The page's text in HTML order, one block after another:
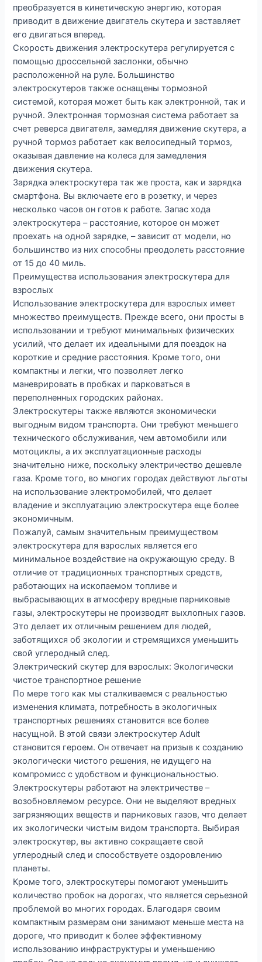
преобразуется в кинетическую энергию, которая
приводит в движение двигатель скутера и заставляет
его двигаться вперед.
Скорость движения электроскутера регулируется с
помощью дроссельной заслонки, обычно
расположенной на руле. Большинство
электроскутеров также оснащены тормозной
системой, которая может быть как электронной, так и
ручной. Электронная тормозная система работает за
счет реверса двигателя, замедляя движение скутера, а
ручной тормоз работает как велосипедный тормоз,
оказывая давление на колеса для замедления
движения скутера.
Зарядка электроскутера так же проста, как и зарядка
смартфона. Вы включаете его в розетку, и через
несколько часов он готов к работе. Запас хода
электроскутера – расстояние, которое он может
проехать на одной зарядке, – зависит от модели, но
большинство из них способны преодолеть расстояние
от 15 до 40 миль.
Преимущества использования электроскутера для
взрослых
Использование электроскутера для взрослых имеет
множество преимуществ. Прежде всего, они просты в
использовании и требуют минимальных физических
усилий, что делает их идеальными для поездок на
короткие и средние расстояния. Кроме того, они
компактны и легки, что позволяет легко
маневрировать в пробках и парковаться в
переполненных городских районах.
Электроскутеры также являются экономически
выгодным видом транспорта. Они требуют меньшего
технического обслуживания, чем автомобили или
мотоциклы, а их эксплуатационные расходы
значительно ниже, поскольку электричество дешевле
газа. Кроме того, во многих городах действуют льготы
на использование электромобилей, что делает
владение и эксплуатацию электроскутера еще более
экономичным.
Пожалуй, самым значительным преимуществом
электроскутера для взрослых является его
минимальное воздействие на окружающую среду. В
отличие от традиционных транспортных средств,
работающих на ископаемом топливе и
выбрасывающих в атмосферу вредные парниковые
газы, электроскутеры не производят выхлопных газов.
Это делает их отличным решением для людей,
заботящихся об экологии и стремящихся уменьшить
свой углеродный след.
Электрический скутер для взрослых: Экологически
чистое транспортное решение
По мере того как мы сталкиваемся с реальностью
изменения климата, потребность в экологичных
транспортных решениях становится все более
насущной. В этой связи электроскутер Adult
становится героем. Он отвечает на призыв к созданию
экологически чистого решения, не идущего на
компромисс с удобством и функциональностью.
Электроскутеры работают на электричестве –
возобновляемом ресурсе. Они не выделяют вредных
загрязняющих веществ и парниковых газов, что делает
их экологически чистым видом транспорта. Выбирая
электроскутер, вы активно сокращаете свой
углеродный след и способствуете оздоровлению
планеты.
Кроме того, электроскутеры помогают уменьшить
количество пробок на дорогах, что является серьезной
проблемой во многих городах. Благодаря своим
компактным размерам они занимают меньше места на
дороге, что приводит к более эффективному
использованию инфраструктуры и уменьшению